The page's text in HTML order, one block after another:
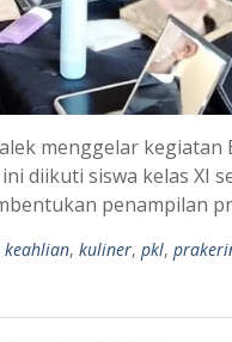
menggelar kegiatan
diikuti siswa kelas XI
penampilan
keahlian, kuliner, pkl,